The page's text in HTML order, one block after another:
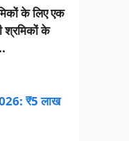
के लिए एक
श्रमिकों के
₹5 लाख